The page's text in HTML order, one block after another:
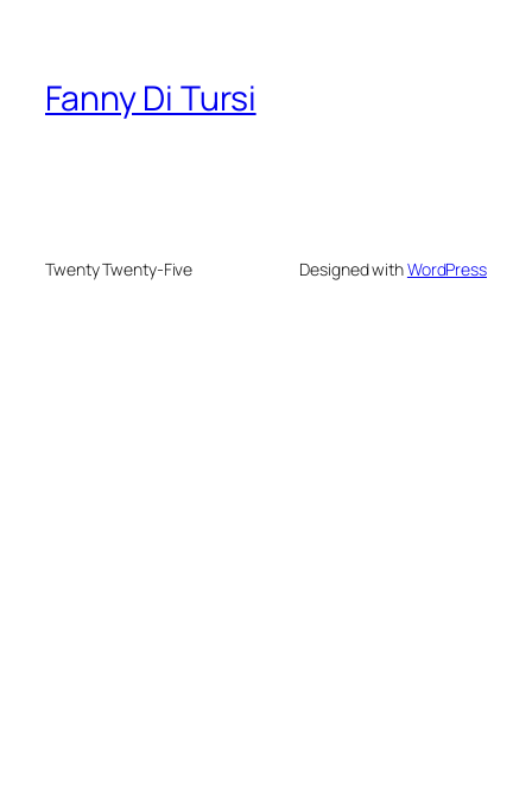
Fanny Di Tursi
Twenty Twenty-Five Designed withWordPress